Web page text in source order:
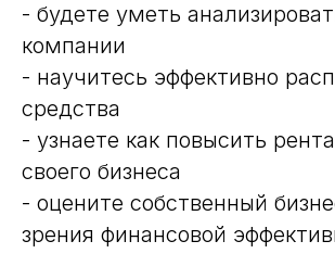
- будете уметь
компании
- научитесь эффективно
средства
- узнаете как повысить
своего бизнеса
- оцените собственный
зрения финансовой